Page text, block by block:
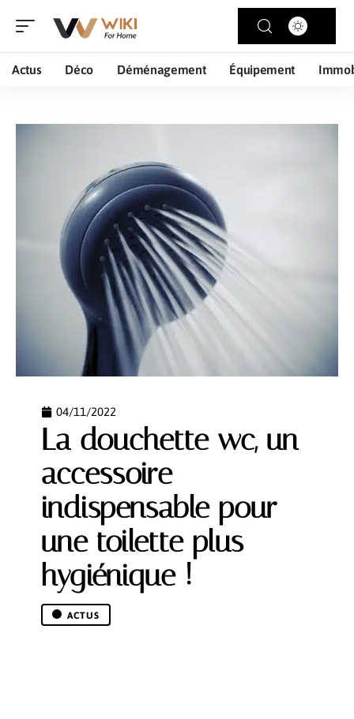
Actus Déco Déménagement Équipement
04/11/2022
La douchette wc, un
accessoire
indispensable pour
une toilette plus
hygiénique !
ACTUS